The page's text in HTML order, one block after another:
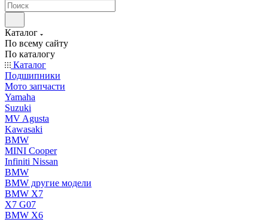
Каталог
По всему сайту
По каталогу
Каталог
Подшипники
Мото запчасти
Yamaha
Suzuki
MV Agusta
Kawasaki
BMW
MINI Cooper
Infiniti Nissan
BMW
BMW другие модели
BMW X7
X7 G07
BMW X6